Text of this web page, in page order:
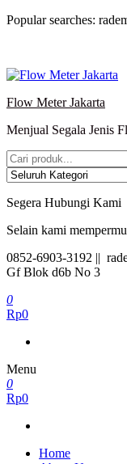
Lompat
Popular searches:
Flow Meter Jakarta
Menjual Segala Jenis
Segera Hubungi Kami
Selain kami
0852-6903-3192 ||
Gf Blok d6b No 3
0
Rp0
Menu
0
Rp0
Home